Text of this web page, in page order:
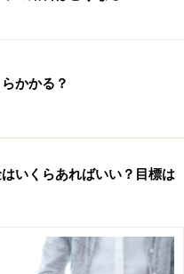
円分プレゼント
ター企画に参加が可能に
かかる？
いくらあればいい？目標は